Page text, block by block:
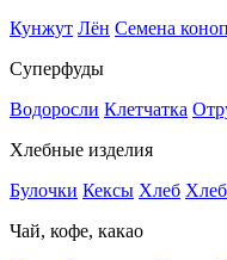
Кунжут Лён Семена
Суперфуды
Водоросли Клетчатка
Хлебные изделия
Булочки Кексы Хлеб
Чай, кофе, какао